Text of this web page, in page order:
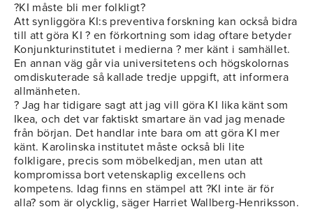
?KI måste bli mer folkligt?
Att synliggöra KI:s preventiva forskning kan också bidra
till att göra KI ? en förkortning som idag oftare betyder
Konjunkturinstitutet i medierna ? mer känt i samhället.
En annan väg går via universitetens och högskolornas
omdiskuterade så kallade tredje uppgift, att informera
allmänheten.
? Jag har tidigare sagt att jag vill göra KI lika känt som
Ikea, och det var faktiskt smartare än vad jag menade
från början. Det handlar inte bara om att göra KI mer
känt. Karolinska institutet måste också bli lite
folkligare, precis som möbelkedjan, men utan att
kompromissa bort vetenskaplig excellens och
kompetens. Idag finns en stämpel att ?KI inte är för
alla? som är olycklig, säger Harriet Wallberg-Henriksson.